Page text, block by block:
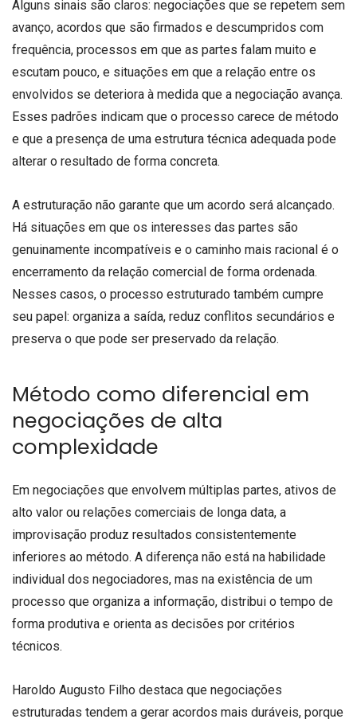
Alguns sinais são claros: negociações que se repetem sem
avanço, acordos que são firmados e descumpridos com
frequência, processos em que as partes falam muito e
escutam pouco, e situações em que a relação entre os
envolvidos se deteriora à medida que a negociação avança.
Esses padrões indicam que o processo carece de método
e que a presença de uma estrutura técnica adequada pode
alterar o resultado de forma concreta.
A estruturação não garante que um acordo será alcançado.
Há situações em que os interesses das partes são
genuinamente incompatíveis e o caminho mais racional é o
encerramento da relação comercial de forma ordenada.
Nesses casos, o processo estruturado também cumpre
seu papel: organiza a saída, reduz conflitos secundários e
preserva o que pode ser preservado da relação.
Método como diferencial em
negociações de alta
complexidade
Em negociações que envolvem múltiplas partes, ativos de
alto valor ou relações comerciais de longa data, a
improvisação produz resultados consistentemente
inferiores ao método. A diferença não está na habilidade
individual dos negociadores, mas na existência de um
processo que organiza a informação, distribui o tempo de
forma produtiva e orienta as decisões por critérios
técnicos.
Haroldo Augusto Filho destaca que negociações
estruturadas tendem a gerar acordos mais duráveis, porque